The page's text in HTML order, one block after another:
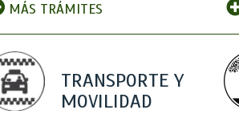
MÁS TRÁMITES
TRANSPORTE Y
MOVILIDAD